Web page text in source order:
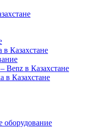
Казахстане
Benz в Казахстане
в Казахстане
оборудование